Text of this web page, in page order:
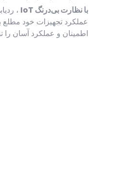
با نظارت بی‌درنگ IoT
،
عملکرد تجهیزات خود مطلع
اطمینان و عملکرد آسان